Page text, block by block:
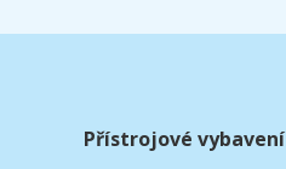
Přístrojové vybavení